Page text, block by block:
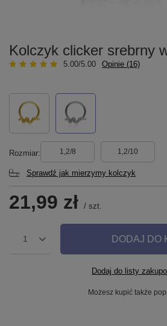
Kolczyk clicker srebrny
5.00/5.00 Opinie (16)
Rozmiar 1,2/8 1,2/10
Sprawdź jak mierzymy kolczyk
21,99 zł / szt.
1 DODAJ DO
Dodaj do listy
Możesz kupić także